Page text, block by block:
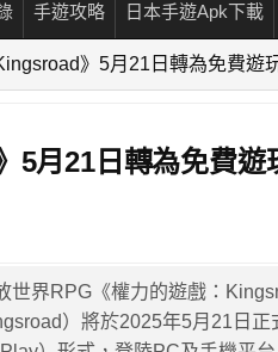
手遊攻略 日本手遊Apk下載
》5月21日轉為免費
5月21日轉為免費
世界RPG《權力的遊戲：
）將於2025年5月21日